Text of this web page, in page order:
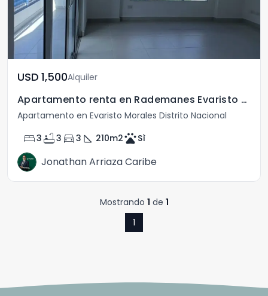
USD	1,500Alquiler
Apartamento renta en Rademanes Evaristo Morales SD
Apartamento en Evaristo Morales Distrito Nacional
bed3 bathtub3 directions_car 3 square_foot 210m2petsSì
Jonathan Arriaza Caribe
Mostrando 1 de 1
1